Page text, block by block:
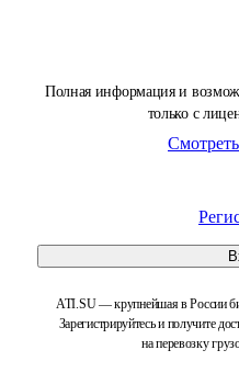
Полная информация и
только с
ATI.SU — крупнейшая в России
Зарегистрируйтесь и получите
на перевозку